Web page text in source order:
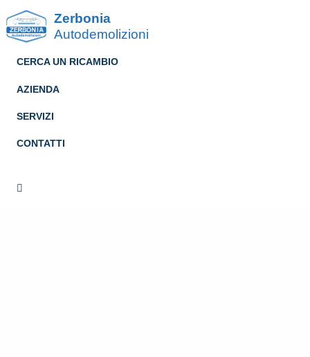
Zerbonia
Autodemolizioni
CERCA UN RICAMBIO
AZIENDA
SERVIZI
CONTATTI